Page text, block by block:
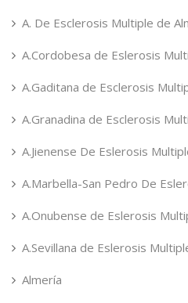
A. De Esclerosis Multiple de
A.Cordobesa de Eslerosis
A.Gaditana de Esclerosis
A.Granadina de Esclerosis
A.Jienense De Eslerosis
A.Marbella-San Pedro De
A.Onubense de Eslerosis
A.Sevillana de Eslerosis
Almería